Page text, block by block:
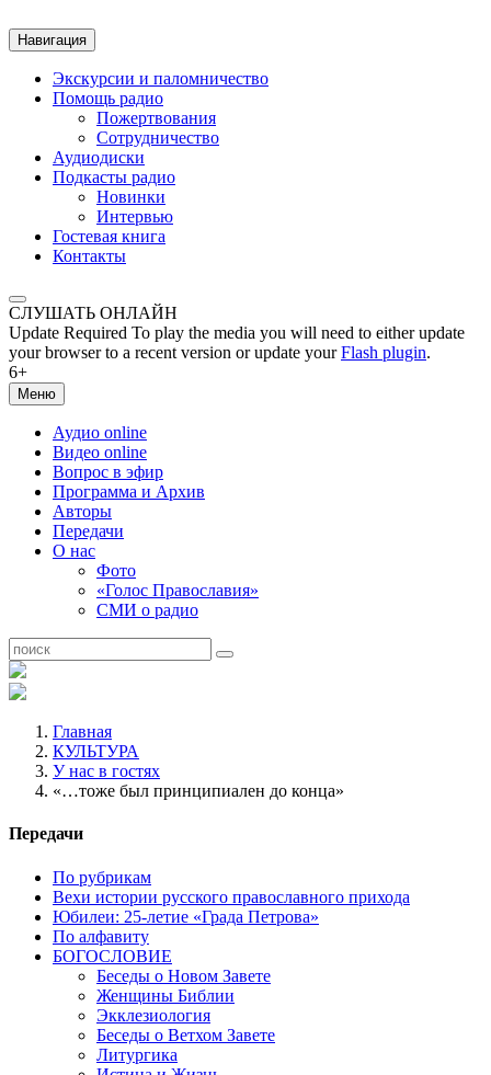
Навигация
Экскурсии и паломничество
Помощь радио
Пожертвования
Сотрудничество
Аудиодиски
Подкасты радио
Новинки
Интервью
Гостевая книга
Контакты
СЛУШАТЬ ОНЛАЙН
Update Required To play the media you will need to either update
your browser to a recent version or update yourFlash plugin.
6+
Меню
Аудио online
Видео online
Вопрос в эфир
Программа и Архив
Авторы
Передачи
О нас
Фото
«Голос Православия»
СМИ о радио
Главная
КУЛЬТУРА
У нас в гостях
«…тоже был принципиален до конца»
Передачи
По рубрикам
Вехи истории русского православного прихода
Юбилеи: 25-летие «Града Петрова»
По алфавиту
БОГОСЛОВИЕ
Беседы о Новом Завете
Женщины Библии
Экклезиология
Беседы о Ветхом Завете
Литургика